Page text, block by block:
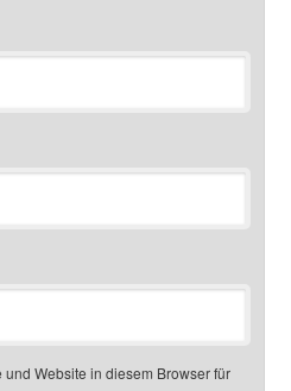
und Website in diesem Browser für